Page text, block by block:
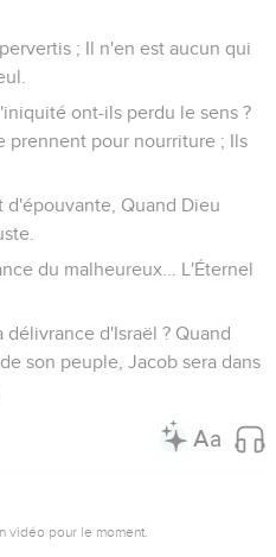
; Il n'en est aucun qui
ont-ils perdu le sens ?
prennent pour nourriture ; Ils
d'épouvante, Quand Dieu
du malheureux... L'Éternel
d'Israël ? Quand
son peuple, Jacob sera dans
vidéo pour le moment.